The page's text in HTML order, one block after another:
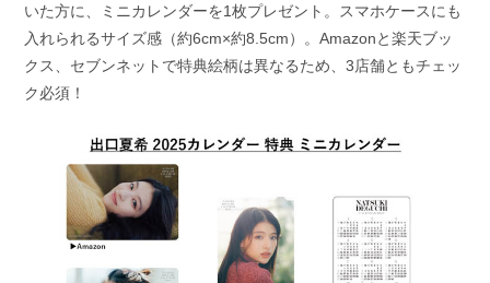
いた方に、ミニカレンダーを1枚プレゼント。スマホケースにも
入れられるサイズ感（約6cm×約8.5cm）。Amazonと楽天ブッ
クス、セブンネットで特典絵柄は異なるため、3店舗ともチェッ
ク必須！